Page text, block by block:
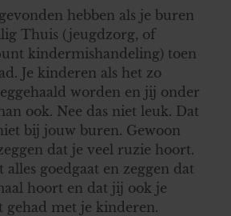
hebben als je buren
Thuis (jeugdzorg, of
kindermishandeling) toen
Je kinderen als het zo
worden en jij onder
ook. Nee das niet leuk. Dat
bij jouw buren. Gewoon
dat je veel ruzie hoort.
goedgaat en zeggen dat
hoort en dat jij ook je
gehad met je kinderen.